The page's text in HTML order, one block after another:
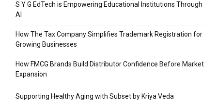
S Y G EdTech is Empowering Educational Institutions Through
AI
How The Tax Company Simplifies Trademark Registration for
Growing Businesses
How FMCG Brands Build Distributor Confidence Before Market
Expansion
Supporting Healthy Aging with Subset by Kriya Veda